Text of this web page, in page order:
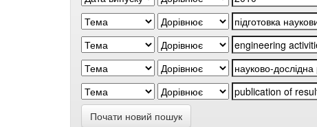
Почати новий пошук